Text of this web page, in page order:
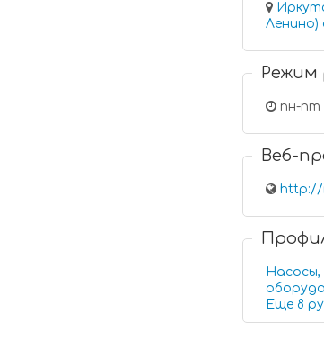
Режим
пн-пт
Веб-
http://
Насосы,
Еще